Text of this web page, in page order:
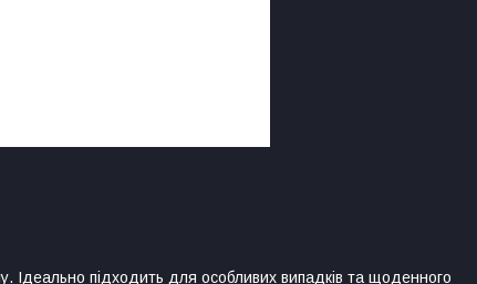
Ідеально підходить для особливих випадків та щоденного